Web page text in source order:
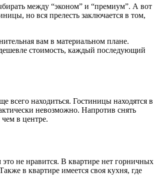
между “эконом” и “премиум”. А вот
но вся прелесть заключается в том,
вам в материальном плане.
стоимость, каждый последующий
всего находиться. Гостиницы находятся в
невозможно. Напротив снять
в центре.
не нравится. В квартире нет горничных
в квартире имеется своя кухня, где